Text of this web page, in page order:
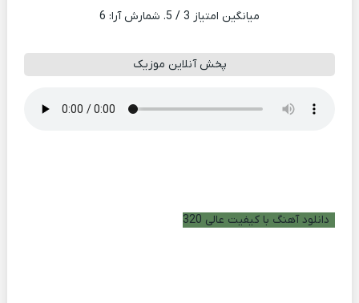
میانگین امتیاز 3 / 5. شمارش آرا: 6
پخش آنلاین موزیک
دانلود آهنگ با کیفیت عالی 320